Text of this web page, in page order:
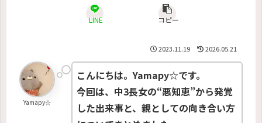
LINE コピー
2023.11.19 2026.05.21
Yamapy☆
こんにちは。Yamapy☆です。
今回は、中3長女の“悪知恵”から発覚
した出来事と、親としての向き合い方